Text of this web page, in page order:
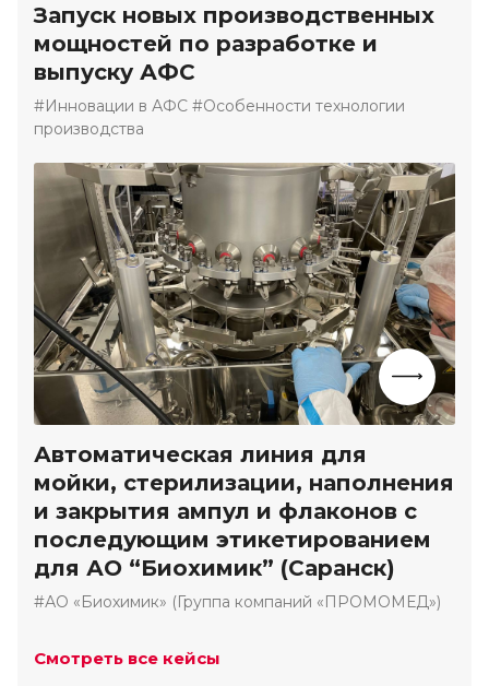
Запуск новых производственных
мощностей по разработке и
выпуску АФС
#Инновации в АФС #Особенности технологии
производства
Автоматическая линия для
мойки, стерилизации, наполнения
и закрытия ампул и флаконов с
последующим этикетированием
для АО “Биохимик” (Саранск)
#АО «Биохимик» (Группа компаний «ПРОМОМЕД»)
Смотреть все кейсы